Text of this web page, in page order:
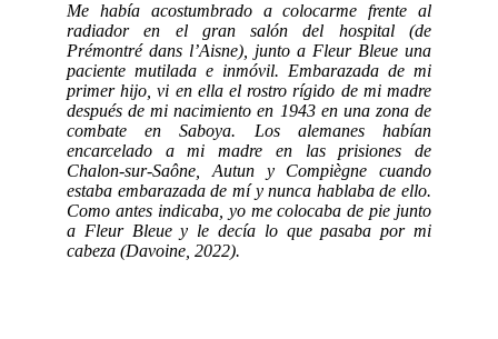
Me había acostumbrado a colocarme frente al
radiador en el gran salón del hospital (de
Prémontré dans l’Aisne), junto a Fleur Bleue una
paciente mutilada e inmóvil. Embarazada de mi
primer hijo, vi en ella el rostro rígido de mi madre
después de mi nacimiento en 1943 en una zona de
combate en Saboya. Los alemanes habían
encarcelado a mi madre en las prisiones de
Chalon-sur-Saône, Autun y Compiègne cuando
estaba embarazada de mí y nunca hablaba de ello.
Como antes indicaba, yo me colocaba de pie junto
a Fleur Bleue y le decía lo que pasaba por mi
cabeza (Davoine, 2022).